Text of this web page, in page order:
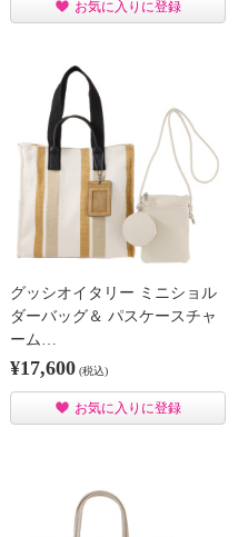
お気に入りに登録
グッシオイタリー ミニショル
ダーバッグ＆ パスケースチャ
ーム…
¥17,600 (税込)
お気に入りに登録